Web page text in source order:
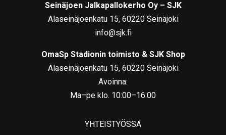
Seinäjoen Jalkapallokerho Oy – SJK
Alaseinäjoenkatu 15, 60220 Seinäjoki
info@sjk.fi
OmaSp Stadionin toimisto & SJK Shop
Alaseinäjoenkatu 15, 60220 Seinäjoki
Avoinna:
Ma–pe klo. 10:00–16:00
YHTEISTYÖSSÄ